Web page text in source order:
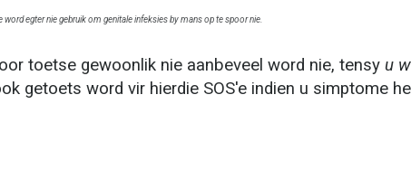
word egter nie gebruik om genitale infeksies by mans op te spoor nie.
toetse gewoonlik nie aanbeveel word nie, tensy u
getoets word vir hierdie SOS'e indien u simptome